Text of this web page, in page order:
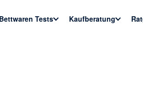
Bettwaren Tests Kaufberatung